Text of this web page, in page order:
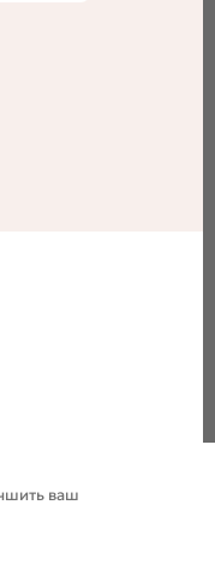
ваш